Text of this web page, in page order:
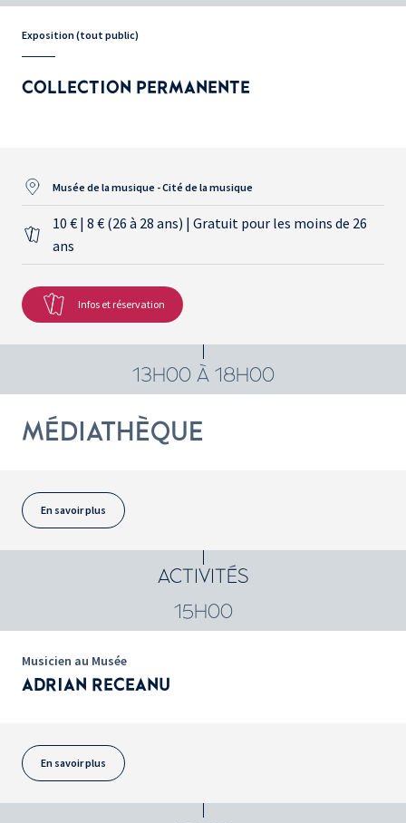
Exposition (tout public)
COLLECTION PERMANENTE
Musée de la musique - Cité de la musique
10 € | 8 € (26 à 28 ans) | Gratuit pour les moins de 26
ans
Infos et réservation
13H00 À 18H00
MÉDIATHÈQUE
En savoir plus
ACTIVITÉS
15H00
Musicien au Musée
ADRIAN RECEANU
En savoir plus